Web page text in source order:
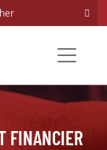
FINANCIER